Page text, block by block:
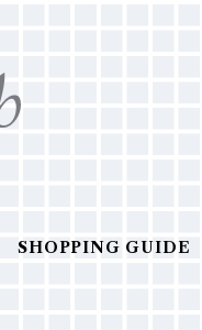
SHOPPING GUIDE